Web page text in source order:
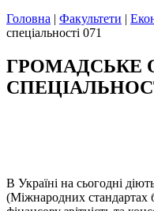
Головна | Факультети |
спецiальностi 071
ГРОМАДСЬКЕ
В Україні на сьогодні
(Міжнародних стандартах